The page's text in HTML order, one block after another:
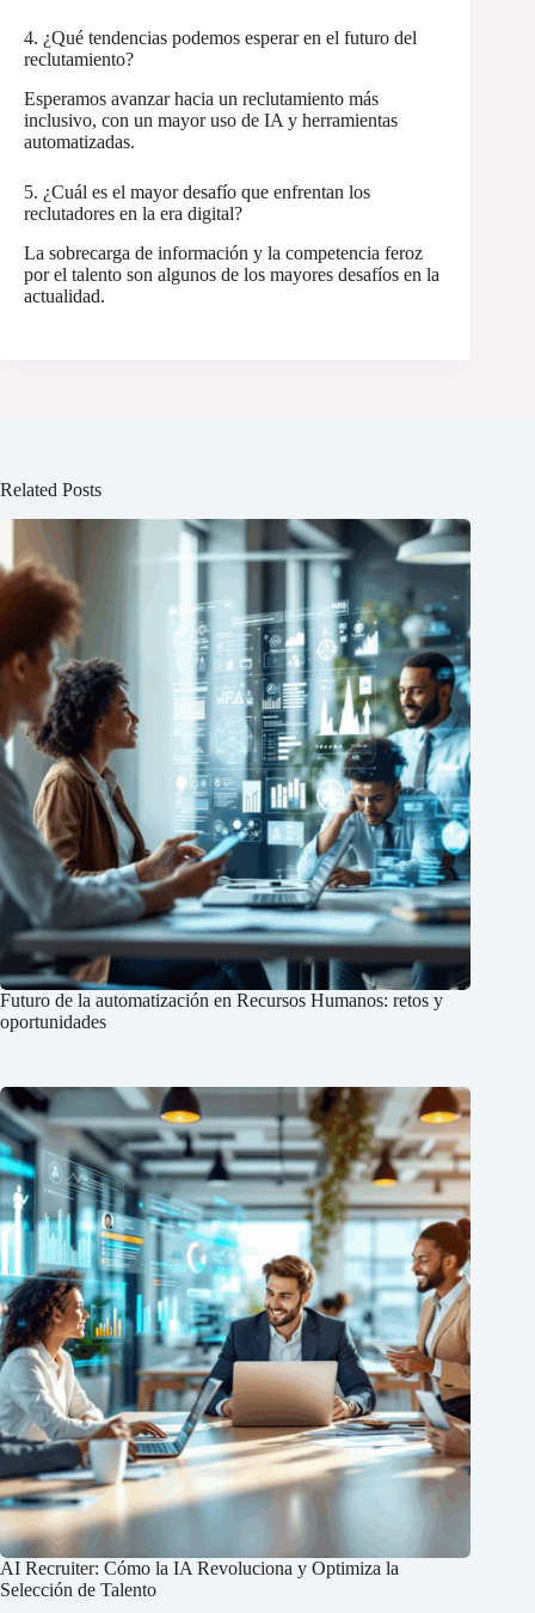
4. ¿Qué tendencias podemos esperar en el futuro del
reclutamiento?
Esperamos avanzar hacia un reclutamiento más
inclusivo, con un mayor uso de IA y herramientas
automatizadas.
5. ¿Cuál es el mayor desafío que enfrentan los
reclutadores en la era digital?
La sobrecarga de información y la competencia feroz
por el talento son algunos de los mayores desafíos en la
actualidad.
Related Posts
Futuro de la automatización en Recursos Humanos: retos y
oportunidades
AI Recruiter: Cómo la IA Revoluciona y Optimiza la
Selección de Talento